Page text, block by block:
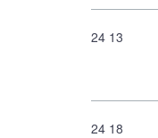
24 13
24 18